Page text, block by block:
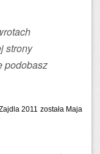
strony
podobasz
2011 została Maja